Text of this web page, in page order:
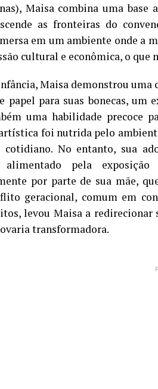
Maisa combina uma
as fronteiras do
em um ambiente onde a
cultural e econômica, o
Maisa demonstrou uma
papel para suas bonecas, um
uma habilidade precoce
foi nutrida pelo
cotidiano. No entanto, sua
alimentado pela
por parte de sua mãe,
geracional, comum em
levou Maisa a
transformadora.